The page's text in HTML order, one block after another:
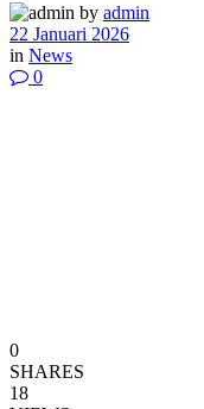
by admin
22 Januari 2026
in News
0
0
SHARES
18